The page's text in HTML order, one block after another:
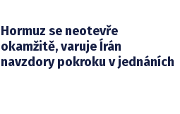
Hormuz se neotevře
okamžitě, varuje Írán
navzdory pokroku v jednáních